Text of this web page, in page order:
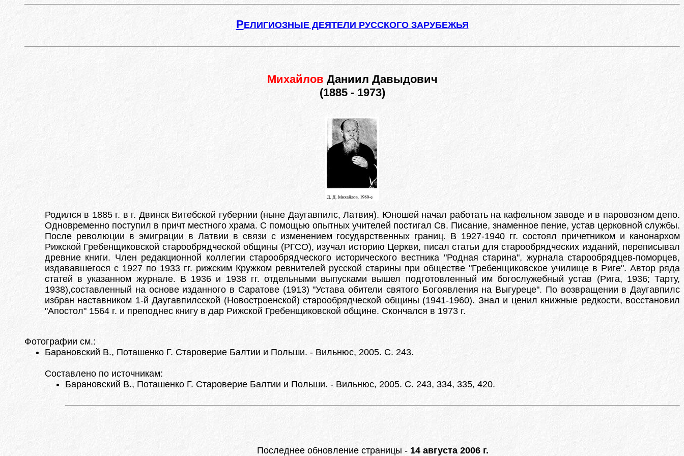
РЕЛИГИОЗНЫЕ ДЕЯТЕЛИ РУССКОГО ЗАРУБЕЖЬЯ
Михайлов Даниил Давыдович
(1885 - 1973)
Родился в 1885 г. в г. Двинск Витебской губернии (ныне Даугавпилс, Латвия). Юношей начал работать на кафельном заводе и в паровозном депо.
Одновременно поступил в причт местного храма. С помощью опытных учителей постигал Св. Писание, знаменное пение, устав церковной службы.
После революции в эмиграции в Латвии в связи с изменением государственных границ. В 1927-1940 гг. состоял причетником и канонархом
Рижской Гребенщиковской старообрядческой общины (РГСО), изучал историю Церкви, писал статьи для старообрядческих изданий, переписывал
древние книги. Член редакционной коллегии старообрядческого исторического вестника "Родная старина", журнала старообрядцев-поморцев,
издававшегося с 1927 по 1933 гг. рижским Кружком ревнителей русской старины при обществе "Гребенщиковское училище в Риге". Автор ряда
статей в указанном журнале. В 1936 и 1938 гг. отдельными выпусками вышел подготовленный им богослужебный устав (Рига, 1936; Тарту,
1938),составленный на основе изданного в Саратове (1913) "Устава обители святого Богоявления на Выгуреце". По возвращении в Даугавпилс
избран наставником 1-й Даугавпилсской (Новостроенской) старообрядческой общины (1941-1960). Знал и ценил книжные редкости, восстановил
"Апостол" 1564 г. и преподнес книгу в дар Рижской Гребенщиковской общине. Скончался в 1973 г.
Фотографии см.:
Барановский В., Поташенко Г. Староверие Балтии и Польши. - Вильнюс, 2005. С. 243.
Составлено по источникам:
Барановский В., Поташенко Г. Староверие Балтии и Польши. - Вильнюс, 2005. С. 243, 334, 335, 420.
Последнее обновление страницы - 14 августа 2006 г.